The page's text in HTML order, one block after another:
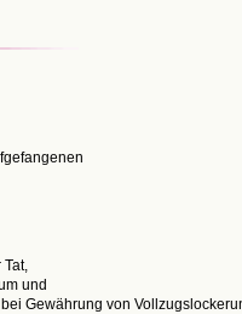
und
Gewährung von